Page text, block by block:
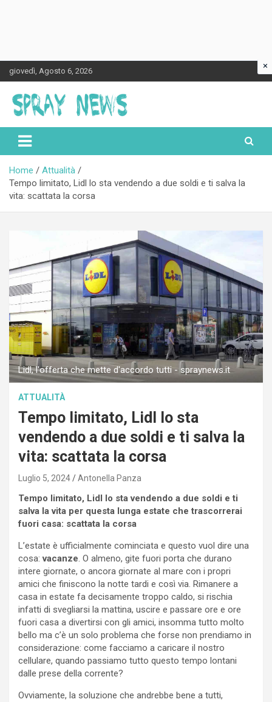
Skip
to
content
giovedì, Agosto 6, 2026
Spraynews.it
Home
Attualità
Tempo limitato, Lidl lo sta vendendo a due soldi e ti salva la
vita: scattata la corsa
Lidl, l'offerta che mette d'accordo tutti - spraynews.it
ATTUALITÀ
Tempo limitato, Lidl lo sta
vendendo a due soldi e ti salva la
vita: scattata la corsa
Luglio 5, 2024 Antonella Panza
Tempo limitato, Lidl lo sta vendendo a due soldi e ti
salva la vita per questa lunga estate che trascorrerai
fuori casa: scattata la corsa
L’estate è ufficialmente cominciata e questo vuol dire una
cosa:vacanze. O almeno, gite fuori porta che durano
intere giornate, o ancora giornate al mare con i propri
amici che finiscono la notte tardi e così via. Rimanere a
casa in estate fa decisamente troppo caldo, si rischia
infatti di svegliarsi la mattina, uscire e passare ore e ore
fuori casa a divertirsi con gli amici, insomma tutto molto
bello ma c’è un solo problema che forse non prendiamo in
considerazione: come facciamo a caricare il nostro
cellulare, quando passiamo tutto questo tempo lontani
dalle prese della corrente?
Ovviamente, la soluzione che andrebbe bene a tutti,
×